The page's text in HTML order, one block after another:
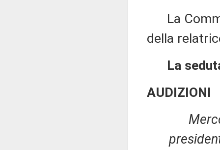
La
della
La
AUDIZIONI